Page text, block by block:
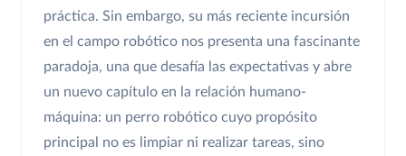
práctica. Sin embargo, su más reciente incursión
en el campo robótico nos presenta una fascinante
paradoja, una que desafía las expectativas y abre
un nuevo capítulo en la relación humano-
máquina: un perro robótico cuyo propósito
principal no es limpiar ni realizar tareas, sino